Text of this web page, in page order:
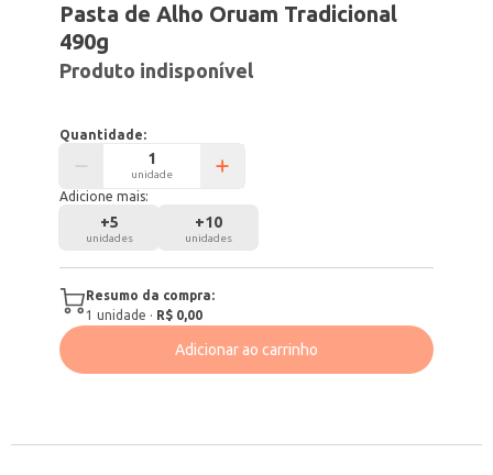
Pasta de Alho Oruam Tradicional
490g
Produto indisponível
Quantidade:
unidade
Adicione mais:
+5
unidades
+10
unidades
Resumo da compra:
1 unidade · R$ 0,00
Adicionar ao carrinho